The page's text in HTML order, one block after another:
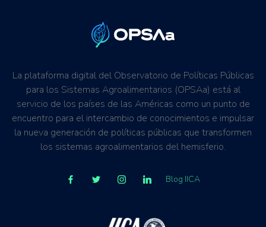
Mejores condiciones de vida
Mitigación del clima
Revitalización de cuencas hidrográficas
Salud de los suelos
Biodiversidad
La plataforma digital del Observatorio de Políticas Públicas
para los Sistemas Agroalimentarios (OPSAa) está al
servicio de los países de las Américas como un punto de
encuentro para el intercambio de conocimientos e impulsar
la nueva generación de políticas públicas que transformen
los sistemas agroalimentarios del hemisferio.
Blog IICA